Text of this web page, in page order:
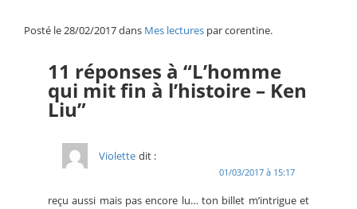
Posté le 28/02/2017 dans Mes lectures par corentine.
11 réponses à “L’homme
qui mit fin à l’histoire – Ken
Liu”
Violette dit :
01/03/2017 à 15:17
reçu aussi mais pas encore lu… ton billet m’intrigue et